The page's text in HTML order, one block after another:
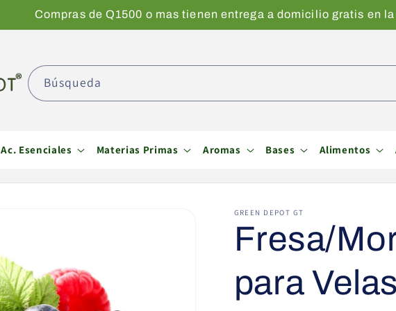
Compras de Q1500 o mas tienen entrega a domicilio gratis en
Ac. Esenciales Materias Primas Aromas Bases Alimentos
Búsqueda
GREEN DEPOT GT
Fresa/
para Velas